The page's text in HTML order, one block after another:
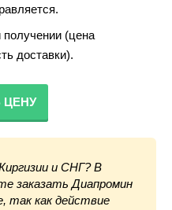
(цена
доставки).
ЦЕНУ
и СНГ? В
заказать Диапромин
так как действие